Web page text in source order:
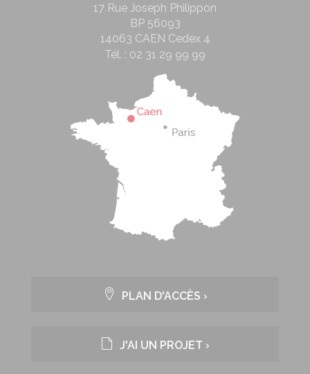
17 Rue Joseph Philippon
BP 56093
14063 CAEN Cedex 4
Tél. : 02 31 29 99 99
PLAN D'ACCÈS ›
J'AI UN PROJET ›